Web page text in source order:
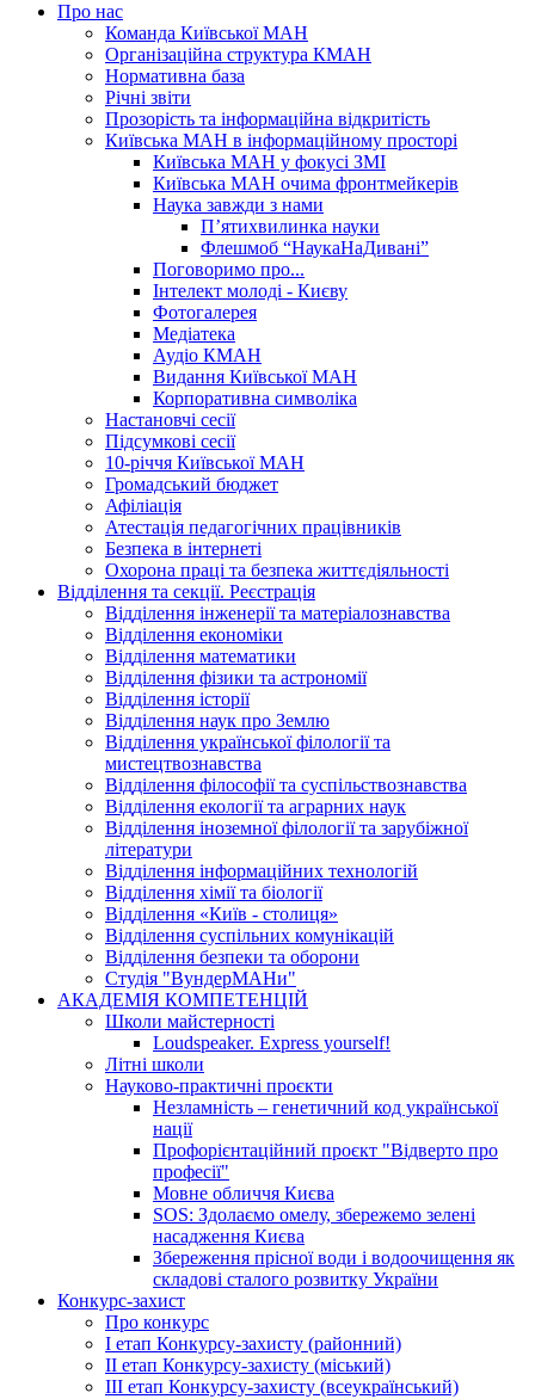
Про нас
Команда Київської МАН
Організаційна структура КМАН
Нормативна база
Річні звіти
Прозорість та інформаційна відкритість
Київська МАН в інформаційному просторі
Київська МАН у фокусі ЗМІ
Київська МАН очима фронтмейкерів
Наука завжди з нами
П’ятихвилинка науки
Флешмоб “НаукаНаДивані”
Поговоримо про...
Інтелект молоді - Києву
Фотогалерея
Медіатека
Аудіо КМАН
Видання Київської МАН
Корпоративна символіка
Настановчі сесії
Підсумкові сесії
10-річчя Київської МАН
Громадський бюджет
Афіліація
Атестація педагогічних працівників
Безпека в інтернеті
Охорона праці та безпека життєдіяльності
Відділення та секції. Реєстрація
Відділення інженерії та матеріалознавства
Відділення економіки
Відділення математики
Відділення фізики та астрономії
Відділення історії
Відділення наук про Землю
Відділення української філології та
мистецтвознавства
Відділення філософії та суспільствознавства
Відділення екології та аграрних наук
Відділення іноземної філології та зарубіжної
літератури
Відділення інформаційних технологій
Відділення хімії та біології
Відділення «Київ - столиця»
Відділення суспільних комунікацій
Відділення безпеки та оборони
Студія "ВундерМАНи"
АКАДЕМІЯ КОМПЕТЕНЦІЙ
Школи майстерності
Loudspeaker. Express yourself!
Літні школи
Науково-практичні проєкти
Незламність – генетичний код української
нації
Профорієнтаційний проєкт "Відверто про
професії"
Мовне обличчя Києва
SOS: Здолаємо омелу, збережемо зелені
насадження Києва
Збереження прісної води і водоочищення як
складові сталого розвитку України
Конкурс-захист
Про конкурс
І етап Конкурсу-захисту (районний)
ІІ етап Конкурсу-захисту (міський)
ІІІ етап Конкурсу-захисту (всеукраїнський)